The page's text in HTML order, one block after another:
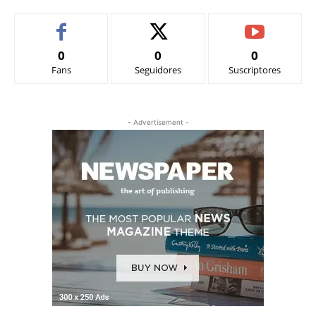
0
Fans
0
Seguidores
0
Suscriptores
- Advertisement -